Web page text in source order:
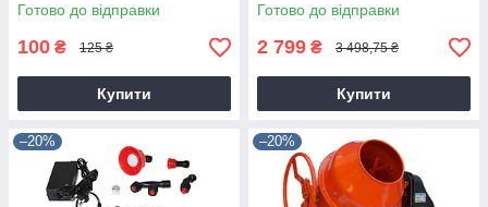
Готово до відправки
100 ₴ 125 ₴
Купити
Готово до відправки
2 799 ₴ 3 498,75 ₴
Купити
–20% –20%